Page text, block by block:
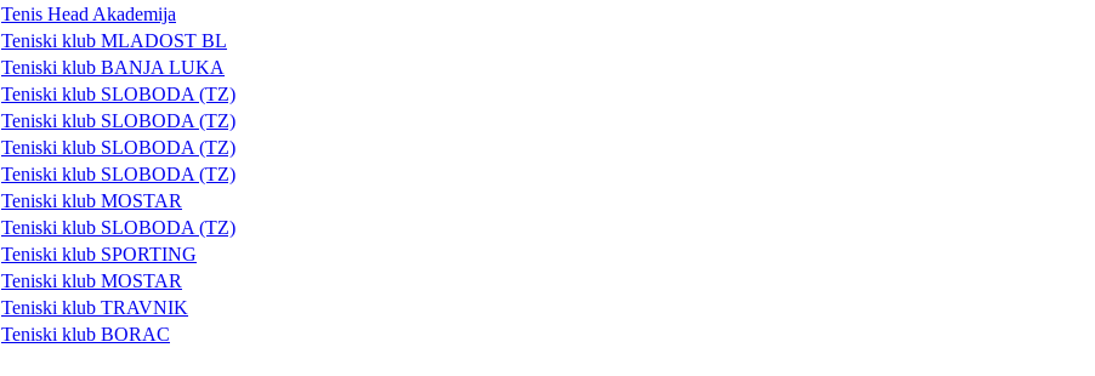
Tenis Head Akademija
Teniski klub MLADOST BL
Teniski klub BANJA LUKA
Teniski klub SLOBODA (TZ)
Teniski klub SLOBODA (TZ)
Teniski klub SLOBODA (TZ)
Teniski klub SLOBODA (TZ)
Teniski klub MOSTAR
Teniski klub SLOBODA (TZ)
Teniski klub SPORTING
Teniski klub MOSTAR
Teniski klub TRAVNIK
Teniski klub BORAC